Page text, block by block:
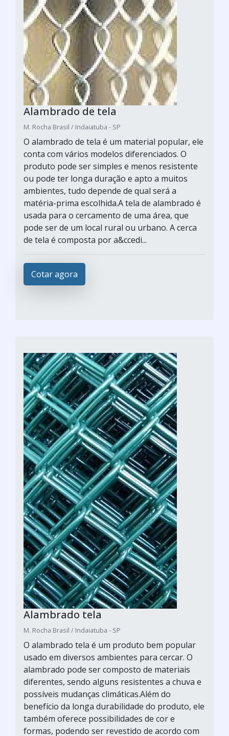
Alambrado de tela
M. Rocha Brasil / Indaiatuba - SP
O alambrado de tela é um material popular, ele
conta com vários modelos diferenciados. O
produto pode ser simples e menos resistente
ou pode ter longa duração e apto a muitos
ambientes, tudo depende de qual será a
matéria-prima escolhida.A tela de alambrado é
usada para o cercamento de uma área, que
pode ser de um local rural ou urbano. A cerca
de tela é composta por a&ccedi...
Cotar agora
Alambrado tela
M. Rocha Brasil / Indaiatuba - SP
O alambrado tela é um produto bem popular
usado em diversos ambientes para cercar. O
alambrado pode ser composto de materiais
diferentes, sendo alguns resistentes a chuva e
possíveis mudanças climáticas.Além do
benefício da longa durabilidade do produto, ele
também oferece possibilidades de cor e
formas, podendo ser revestido de acordo com